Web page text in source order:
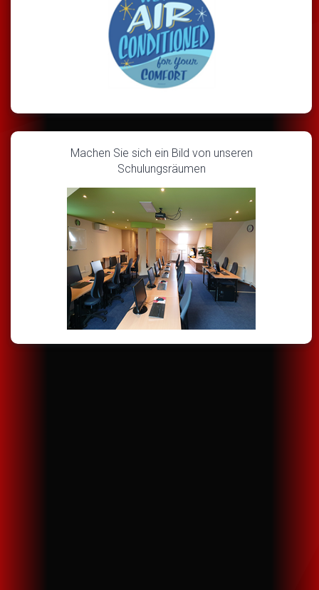
Machen Sie sich ein Bild von unseren
Schulungsräumen